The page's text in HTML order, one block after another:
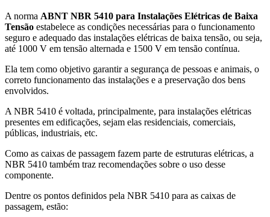
A norma ABNT NBR 5410 para Instalações Elétricas de Baixa
Tensão estabelece as condições necessárias para o funcionamento
seguro e adequado das instalações elétricas de baixa tensão, ou seja,
até 1000 V em tensão alternada e 1500 V em tensão contínua.
Ela tem como objetivo garantir a segurança de pessoas e animais, o
correto funcionamento das instalações e a preservação dos bens
envolvidos.
A NBR 5410 é voltada, principalmente, para instalações elétricas
presentes em edificações, sejam elas residenciais, comerciais,
públicas, industriais, etc.
Como as caixas de passagem fazem parte de estruturas elétricas, a
NBR 5410 também traz recomendações sobre o uso desse
componente.
Dentre os pontos definidos pela NBR 5410 para as caixas de
passagem, estão: